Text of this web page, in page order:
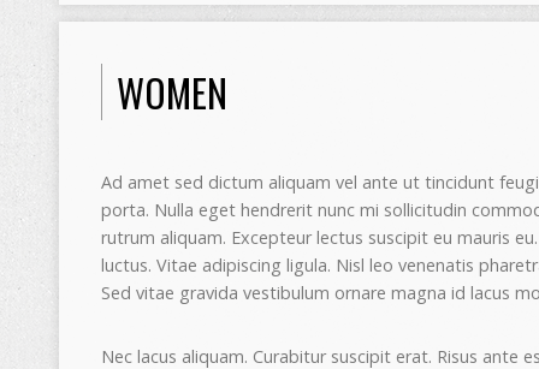
WOMEN
Ad amet sed dictum aliquam vel ante ut tincidunt
porta. Nulla eget hendrerit nunc mi sollicitudin
rutrum aliquam. Excepteur lectus suscipit eu mauris
luctus. Vitae adipiscing ligula. Nisl leo venenatis
Sed vitae gravida vestibulum ornare magna id lacus
Nec lacus aliquam. Curabitur suscipit erat. Risus ante